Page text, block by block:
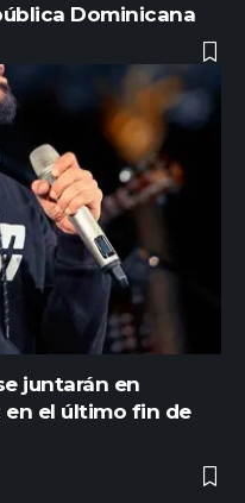
Dominicana
juntarán en
el último fin de